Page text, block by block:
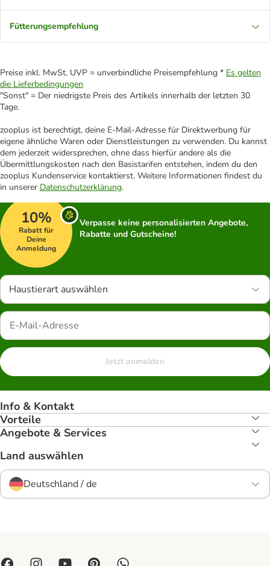
Fütterungsempfehlung
Preise inkl. MwSt. UVP = unverbindliche Preisempfehlung * Es gelten
die Lieferbedingungen
"Sonst" = Der niedrigste Preis des Artikels innerhalb der letzten 30
Tage.
zooplus ist berechtigt, deine E-Mail-Adresse für Direktwerbung für
eigene ähnliche Waren oder Dienstleistungen zu verwenden. Du kannst
dem jederzeit widersprechen, ohne dass hierfür andere als die
Übermittlungskosten nach den Basistarifen entstehen, indem du den
zooplus Kundenservice kontaktierst. Weitere Informationen findest du
in unserer Datenschutzerklärung.
10%
Rabatt für
Deine
Anmeldung
Verpasse keine personalisierten Angebote,
Rabatte und Gutscheine!
Haustierart auswählen
Jetzt anmelden
Info & Kontakt
Vorteile
Angebote & Services
Land auswählen
Deutschland / de